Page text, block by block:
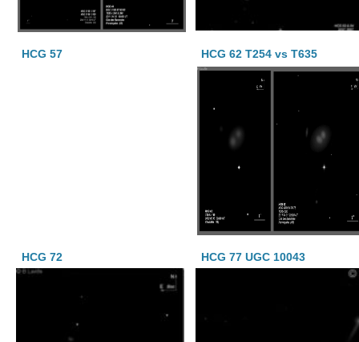
HCG 57 HCG 62 T254 vs T635
HCG 72 HCG 77 UGC 10043